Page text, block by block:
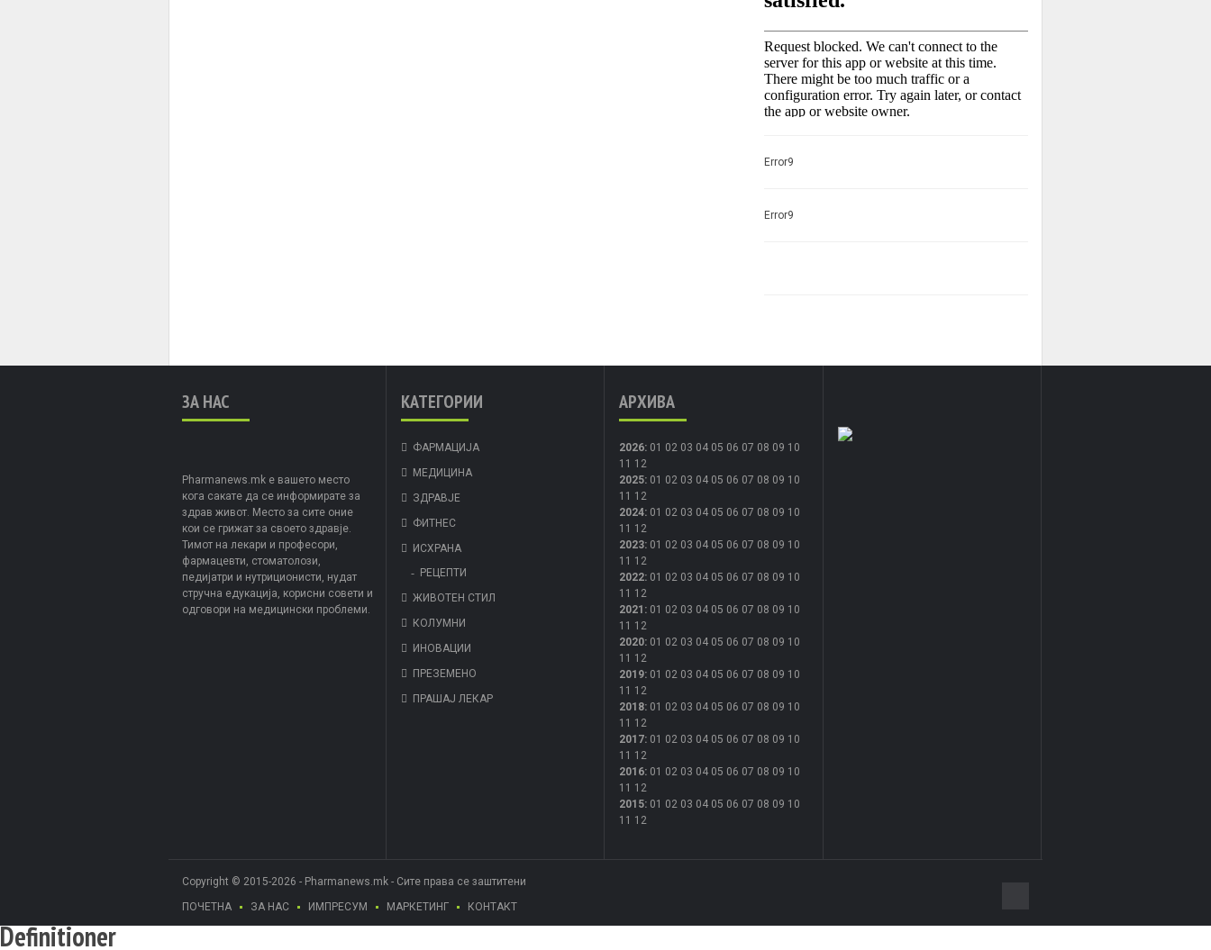
Error9
Error9
ЗА НАС
Pharmanews.mk е вашето место
кога сакате да се информирате за
здрав живот. Место за сите оние
кои се грижат за своето здравје.
Тимот на лекари и професори,
фармацевти, стоматолози,
педијатри и нутриционисти, нудат
стручна едукација, корисни совети и
одговори на медицински проблеми.
КАТЕГОРИИ
ФАРМАЦИЈА
МЕДИЦИНА
ЗДРАВЈЕ
ФИТНЕС
ИСХРАНА
РЕЦЕПТИ
ЖИВОТЕН СТИЛ
КОЛУМНИ
ИНОВАЦИИ
ПРЕЗЕМЕНО
ПРАШАЈ ЛЕКАР
АРХИВА
2026: 01 02 03 04 05 06 07 08 09 10
11 12
2025: 01 02 03 04 05 06 07 08 09 10
11 12
2024: 01 02 03 04 05 06 07 08 09 10
11 12
2023: 01 02 03 04 05 06 07 08 09 10
11 12
2022: 01 02 03 04 05 06 07 08 09 10
11 12
2021 : 01 02 03 04 05 06 07 08 09 10
11 12
2020: 01 02 03 04 05 06 07 08 09 10
11 12
2019: 01 02 03 04 05 06 07 08 09 10
11 12
2018: 01 02 03 04 05 06 07 08 09 10
11 12
2017: 01 02 03 04 05 06 07 08 09 10
11 12
2016: 01 02 03 04 05 06 07 08 09 10
11 12
2015: 01 02 03 04 05 06 07 08 09 10
11 12
Copyright © 2015-2026 - Pharmanews.mk - Сите права се заштитени
ПОЧЕТНА
ЗА НАС ИМПРЕСУМ МАРКЕТИНГ КОНТАКТ
Definitioner